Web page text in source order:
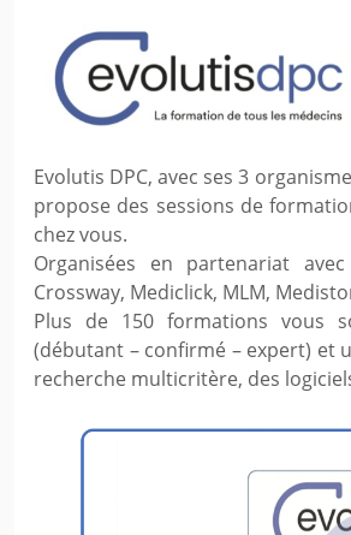
Evolutis DPC, avec ses 3
propose des sessions de
chez vous.
Organisées en partenariat
Crossway, Mediclick, MLM,
Plus de 150 formations vous
(débutant – confirmé – expert) et
recherche multicritère, des